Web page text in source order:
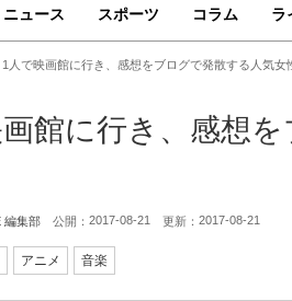
ニュース スポーツ コラム ラ
1人で映画館に行き、感想をブログで発散する人気女
館に行き、感想
編集部 公開： 2017-08-21 更新： 2017-08-21
アニメ 音楽